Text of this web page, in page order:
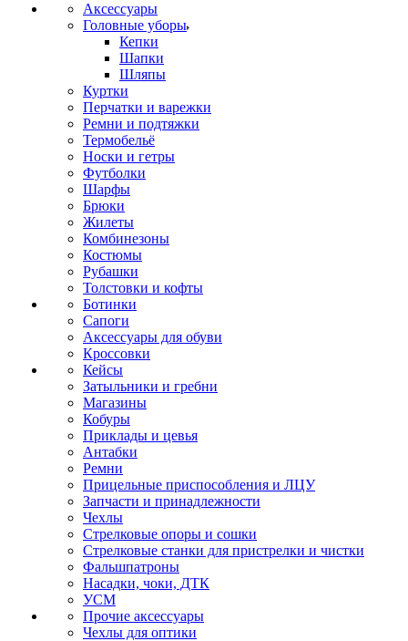
Аксессуары
Головные уборы
Кепки
Шапки
Шляпы
Куртки
Перчатки и варежки
Ремни и подтяжки
Термобельё
Носки и гетры
Футболки
Шарфы
Брюки
Жилеты
Комбинезоны
Костюмы
Рубашки
Толстовки и кофты
Ботинки
Сапоги
Аксессуары для обуви
Кроссовки
Кейсы
Затыльники и гребни
Магазины
Кобуры
Приклады и цевья
Антабки
Ремни
Прицельные приспособления и ЛЦУ
Запчасти и принадлежности
Чехлы
Стрелковые опоры и сошки
Стрелковые станки для пристрелки и чистки
Фальшпатроны
Насадки, чоки, ДТК
УСМ
Прочие аксессуары
Чехлы для оптики